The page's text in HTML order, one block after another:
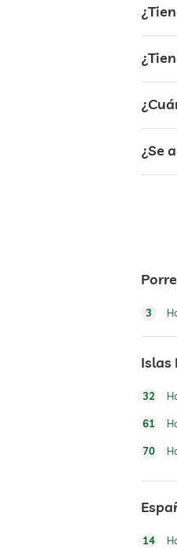
tenis
ping-
¿Se
3
Islas
32
61
70
14